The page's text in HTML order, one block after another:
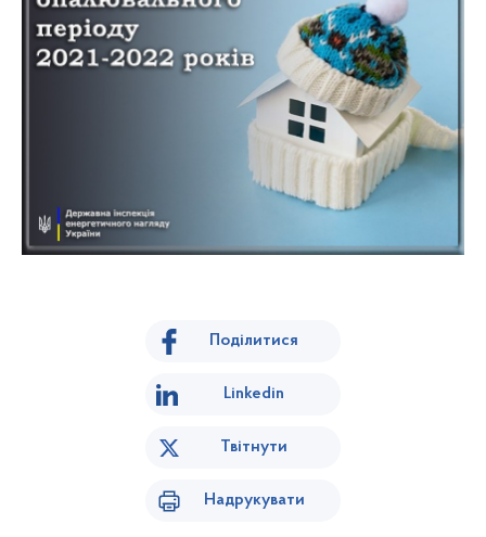
Поділитися
Linkedin
Твітнути
Надрукувати